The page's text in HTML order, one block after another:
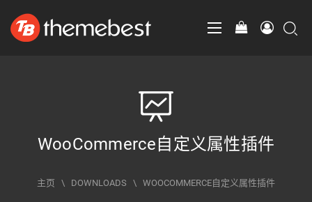
WooCommerce自定义属性插件
主页 \ DOWNLOADS \ WOOCOMMERCE自定义属性插件